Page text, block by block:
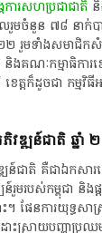
ការសហប្រជាជាតិ
រួម​ចំនួន​ ៧៨​ នាក់​ប
ម​ទាំង​សមាជិក​សំខ
ង​គណៈកម្មាធិការ​ខ
ត្ត​ក៏​ដូច​ជា​ កម្មវិធី​
ភិវឌ្ឍន៍​ជាតិ​ ឆ្ន
ឌ្ឍន៍​ជាតិ​ គឺជា​ឯក
ម​របស់​កម្ពុជា​ និង​
ផែនការ​យុទ្ធសា
ះស្រាយ​បញ្ហា​ប្រ